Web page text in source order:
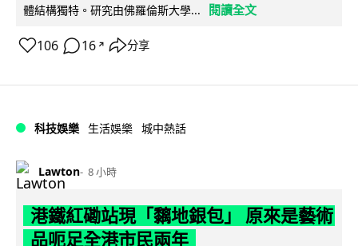
體結構獨特。研究由佛羅倫斯大學...
閱讀全文
106 16 ↗ 分享
科技娛樂 生活娛樂 城中熱話
Lawton 8 小時
港鐵紅磡站現「黐地銀包」 原來是藝術
品呃足全港市民兩年